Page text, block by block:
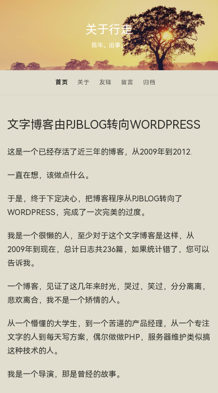
关于行走
陈年。旧事。
首页 关于 友链 留言 归档
文字博客由PJBLOG转向WORDPRESS
这是一个已经存活了近三年的博客，从2009年到2012.
一直在想，该做点什么。
于是，终于下定决心，把博客程序从PJBLOG转向了
WORDPRESS，完成了一次完美的过度。
我是一个很懒的人，至少对于这个文字博客是这样，从
2009年到现在，总计日志共236篇，如果统计错了，您可以
告诉我。
一个博客，见证了这几年来时光，哭过，笑过，分分离离，
悲欢离合，我不是一个矫情的人。
从一个懵懂的大学生，到一个苦逼的产品经理，从一个专注
文字的人到每天写方案，偶尔做做PHP，服务器维护类似搞
这种技术的人。
我是一个导演，那是曾经的故事。